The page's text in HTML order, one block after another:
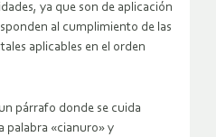
ya que son de aplicación
al cumplimiento de las
aplicables en el orden
párrafo donde se cuida
palabra «cianuro» y